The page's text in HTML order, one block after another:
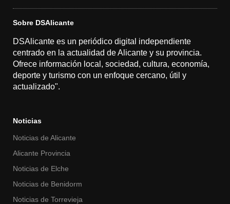
Sobre DSAlicante
DSAlicante es un periódico digital independiente
centrado en la actualidad de Alicante y su provincia.
Ofrece información local, sociedad, cultura, economía,
deporte y turismo con un enfoque cercano, útil y
actualizado".
Noticias
Noticias de Alicante
Alicante Provincia
Noticias de Elche
Noticias de Benidorm
Noticias de Torrevieja